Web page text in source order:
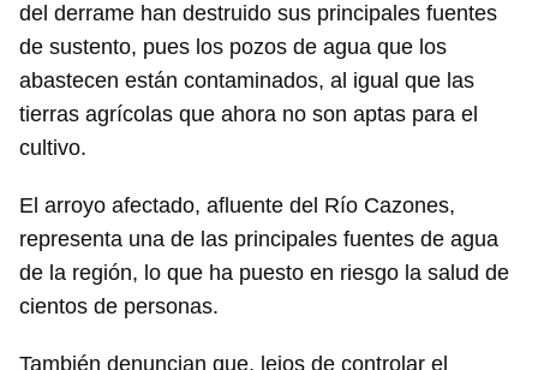
del derrame han destruido sus principales fuentes
de sustento, pues los pozos de agua que los
abastecen están contaminados, al igual que las
tierras agrícolas que ahora no son aptas para el
cultivo.
El arroyo afectado, afluente del Río Cazones,
representa una de las principales fuentes de agua
de la región, lo que ha puesto en riesgo la salud de
cientos de personas.
También denuncian que, lejos de controlar el